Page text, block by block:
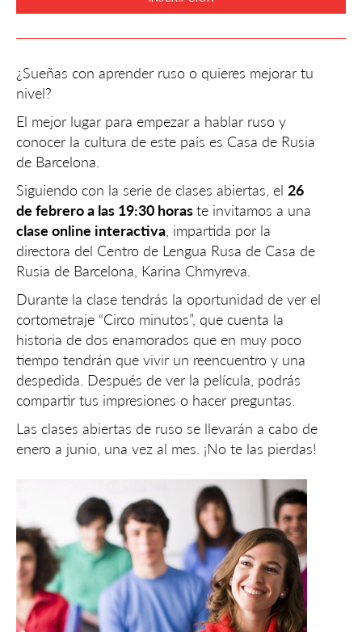
¿Sueñas con aprender ruso o quieres mejorar tu
nivel?
El mejor lugar para empezar a hablar ruso y
conocer la cultura de este país es Casa de Rusia
de Barcelona.
Siguiendo con la serie de clases abiertas, el 26
de febrero a las 19:30 horaste invitamos a una
clase online interactiva , impartida por la
directora del Centro de Lengua Rusa de Casa de
Rusia de Barcelona, Karina Chmyreva.
Durante la clase tendrás la oportunidad de ver el
cortometraje “Circo minutos”, que cuenta la
historia de dos enamorados que en muy poco
tiempo tendrán que vivir un reencuentro y una
despedida. Después de ver la película, podrás
compartir tus impresiones o hacer preguntas.
Las clases abiertas de ruso se llevarán a cabo de
enero a junio, una vez al mes. ¡No te las pierdas!